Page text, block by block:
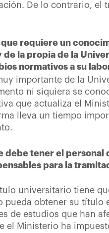
De lo contrario, el
requiere un
la propia de la
normativos a su
importante de la
ni siquiera se
que actualiza el
lleva un tiempo
debe tener el
para la
universitario tiene
pueda obtener su título
de estudios que han
Ministerio ha